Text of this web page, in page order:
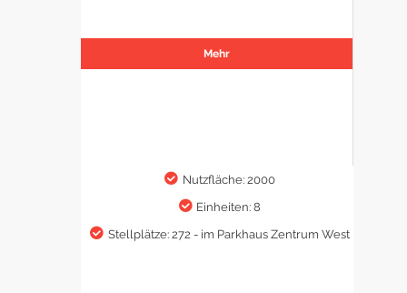
Mehr
Nutzfläche: 2000
Einheiten: 8
Stellplätze: 272 - im Parkhaus Zentrum West